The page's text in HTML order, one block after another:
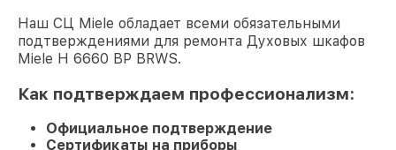
Наш СЦ Miele обладает всеми обязательными
подтверждениями для ремонта Духовых шкафов
Miele H 6660 BP BRWS.
Как подтверждаем профессионализм:
Официальное подтверждение
Сертификаты на приборы